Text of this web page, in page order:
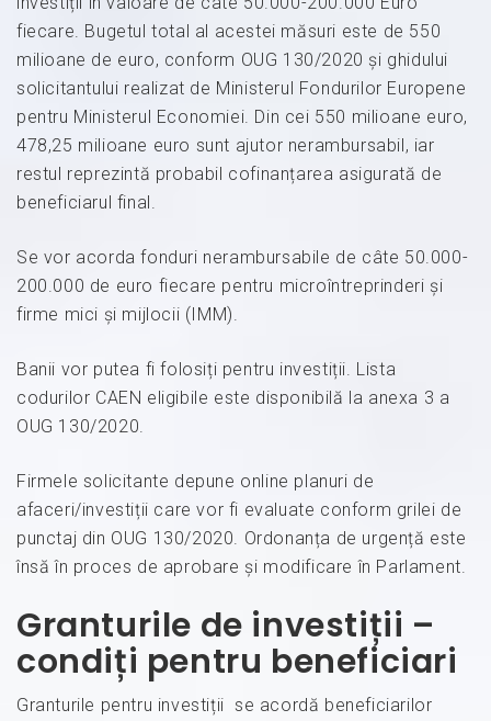
fiecare. Bugetul total al acestei măsuri este de 550
milioane de euro, conform OUG 130/2020 și ghidului
solicitantului realizat de Ministerul Fondurilor Europene
pentru Ministerul Economiei. Din cei 550 milioane euro,
478,25 milioane euro sunt ajutor nerambursabil, iar
restul reprezintă probabil cofinanțarea asigurată de
beneficiarul final.
Se vor acorda fonduri nerambursabile de câte 50.000-
200.000 de euro fiecare pentru microîntreprinderi și
firme mici și mijlocii (IMM).
Banii vor putea fi folosiți pentru investiții. Lista
codurilor CAEN eligibile este disponibilă la anexa 3 a
OUG 130/2020.
Firmele solicitante depune online planuri de
afaceri/investiții care vor fi evaluate conform grilei de
punctaj din OUG 130/2020. Ordonanța de urgență este
însă în proces de aprobare și modificare în Parlament.
Granturile de investiții –
condiți pentru beneficiari
Granturile pentru investiții se acordă beneficiarilor